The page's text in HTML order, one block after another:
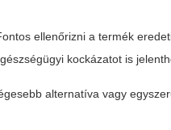
ellenőrizni a termék
kockázatot is
alternatíva vagy